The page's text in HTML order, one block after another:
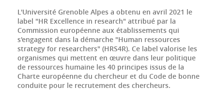
L'Université Grenoble Alpes a obtenu en avril 2021 le
label "HR Excellence in research" attribué par la
Commission européenne aux établissements qui
s'engagent dans la démarche "Human ressources
strategy for researchers" (HRS4R). Ce label valorise les
organismes qui mettent en œuvre dans leur politique
de ressources humaine les 40 principes issus de la
Charte européenne du chercheur et du Code de bonne
conduite pour le recrutement des chercheurs.